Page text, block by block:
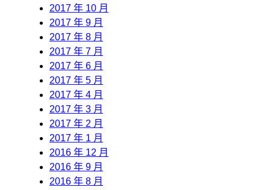
2017 年 10 月
2017 年 9 月
2017 年 8 月
2017 年 7 月
2017 年 6 月
2017 年 5 月
2017 年 4 月
2017 年 3 月
2017 年 2 月
2017 年 1 月
2016 年 12 月
2016 年 9 月
2016 年 8 月